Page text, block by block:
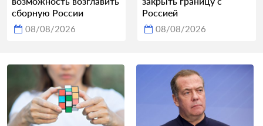
сборную России
08/08/2026
Россией
08/08/2026